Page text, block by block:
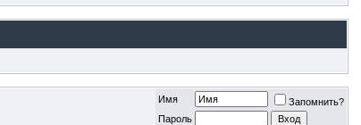
Имя
Запомнить?
Пароль